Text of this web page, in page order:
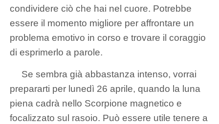
condividere ciò che hai nel cuore. Potrebbe
essere il momento migliore per affrontare un
problema emotivo in corso e trovare il coraggio
di esprimerlo a parole.
Se sembra già abbastanza intenso, vorrai
prepararti per lunedì 26 aprile, quando la luna
piena cadrà nello Scorpione magnetico e
focalizzato sul rasoio. Può essere utile tenere a